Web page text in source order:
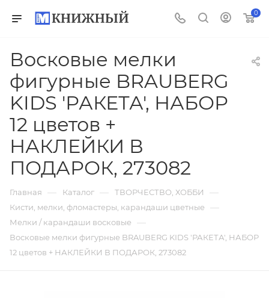
0
Восковые мелки
фигурные BRAUBERG
KIDS 'РАКЕТА', НАБОР
12 цветов +
НАКЛЕЙКИ В
ПОДАРОК, 273082
Главная — Каталог — ТВОРЧЕСТВО, ХОББИ —
Кисти, мелки, фломастеры, карандаши цветные —
Мелки / карандаши восковые —
Восковые мелки фигурные BRAUBERG KIDS 'РАКЕТА', НАБОР
12 цветов + НАКЛЕЙКИ В ПОДАРОК, 273082